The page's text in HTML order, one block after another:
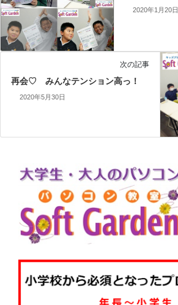
2020年1月20日
次の記事
再会♡ みんなテンション高っ！
2020年5月30日